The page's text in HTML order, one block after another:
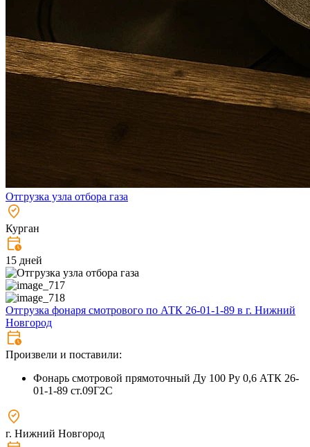
Отгрузка узла отбора газа
Курган
15 дней
Отгрузка фонаря смотрового по АТК 26-01-1-89 в г. Нижний
Новгород
Произвели и поставили:
Фонарь смотровой прямоточный Ду 100 Ру 0,6 АТК 26-
01-1-89 ст.09Г2С
г. Нижний Новгород